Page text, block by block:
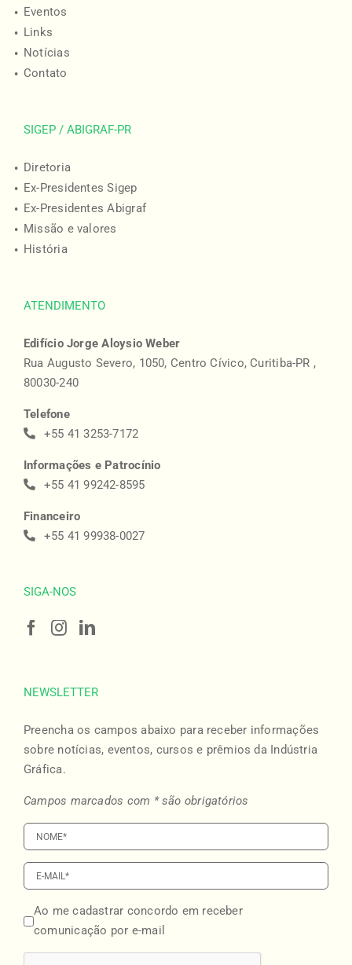
Eventos
Links
Notícias
Contato
SIGEP / ABIGRAF-PR
Diretoria
Ex-Presidentes Sigep
Ex-Presidentes Abigraf
Missão e valores
História
ATENDIMENTO
Edifício Jorge Aloysio Weber
Rua Augusto Severo, 1050, Centro Cívico, Curitiba-PR ,
80030-240
Telefone
+55 41 3253-7172
Informações e Patrocínio
+55 41 99242-8595
Financeiro
+55 41 99938-0027
SIGA-NOS
NEWSLETTER
Preencha os campos abaixo para receber informações
sobre notícias, eventos, cursos e prêmios da Indústria
Gráfica.
Campos marcados com * são obrigatórios
Ao me cadastrar concordo em receber
comunicação por e-mail